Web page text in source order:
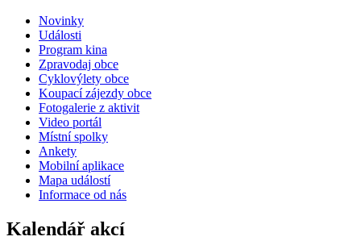
Novinky
Události
Program kina
Zpravodaj obce
Cyklovýlety obce
Koupací zájezdy obce
Fotogalerie z aktivit
Video portál
Místní spolky
Ankety
Mobilní aplikace
Mapa událostí
Informace od nás
Kalendář akcí